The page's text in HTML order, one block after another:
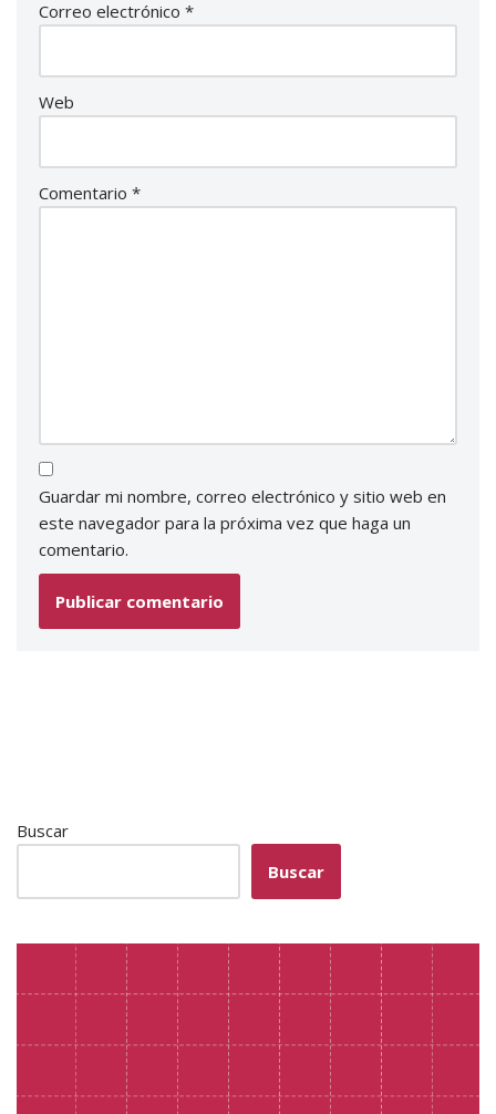
Correo electrónico *
Web
Comentario *
Guardar mi nombre, correo electrónico y sitio web en
este navegador para la próxima vez que haga un
comentario.
Buscar
Buscar